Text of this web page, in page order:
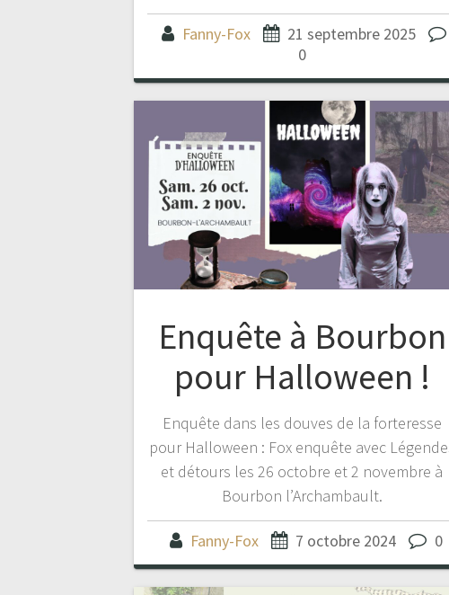
Fanny-Fox
21 septembre 2025
0
Enquête à Bourbon
pour Halloween !
Enquête dans les douves de la forteresse
pour Halloween : Fox enquête avec
et détours les 26 octobre et 2 novembre à
Bourbon l’Archambault.
Fanny-Fox 7 octobre 2024 0